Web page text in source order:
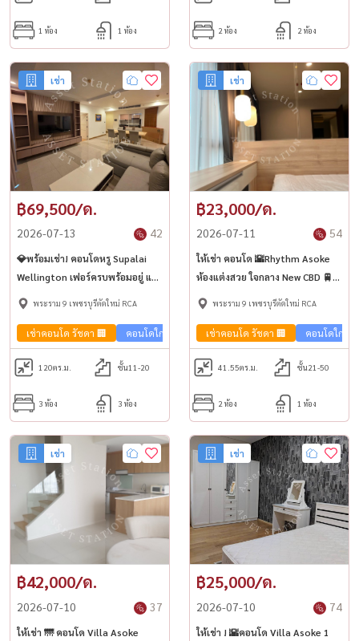
1 ห้อง 1 ห้อง 2 ห้อง 2 ห้อง
เช่า
฿69,500/ด.
2026-07-13 42
💎พร้อมเช่า! คอนโดหรู Supalai
Wellington เฟอร์ครบพร้อมอยู่ แต่ง
หรูสไตล์โมเดิร์น ใกล้ MRT ศูนย์
พระราม 9 เพชรบุรีตัดใหม่ RCA
เช่าคอนโด รัชดา 🏢 คอนโดใกล้รถไฟฟ้า🚈
120ตร.ม. ชั้น11-20
3 ห้อง 3 ห้อง
เช่า
฿23,000/ด.
2026-07-11 54
ให้เช่า คอนโด 🌇Rhythm Asoke
ห้องแต่งสวย ใจกลาง New CBD 🚆
ใกล้ MRT พระราม 9
พระราม 9 เพชรบุรีตัดใหม่ RCA
เช่าคอนโด รัชดา 🏢 คอนโดใกล้ร
41.55ตร.ม. ชั้น21-50
2 ห้อง 1 ห้อง
เช่า
฿42,000/ด.
2026-07-10 37
ให้เช่า 🌁 คอนโด Villa Asoke
เช่า
฿25,000/ด.
2026-07-10 74
ให้เช่า ! 🌇คอนโด Villa Asoke 1